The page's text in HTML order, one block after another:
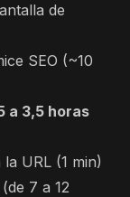
de
SEO (~10
a 3,5 horas
URL (1 min)
7 a 12